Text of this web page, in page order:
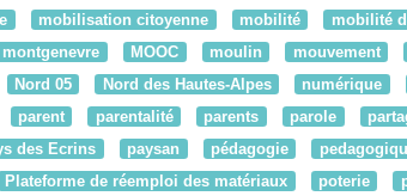
mobilisation citoyenne mobilité mobilité
montgenevre MOOC moulin mouvement
Nord 05 Nord des Hautes-Alpes numérique
parent parentalité parents parole
des Ecrins paysan pédagogie
Plateforme de réemploi des matériaux poterie